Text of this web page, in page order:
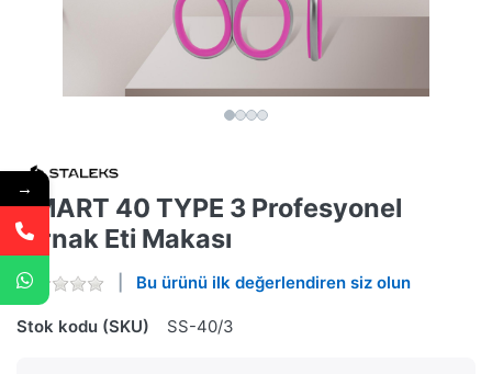
SMART 40 TYPE 3 Profesyonel
Tırnak Eti Makası
Bu ürünü ilk değerlendiren siz olun
Stok kodu (SKU) SS-40/3
→